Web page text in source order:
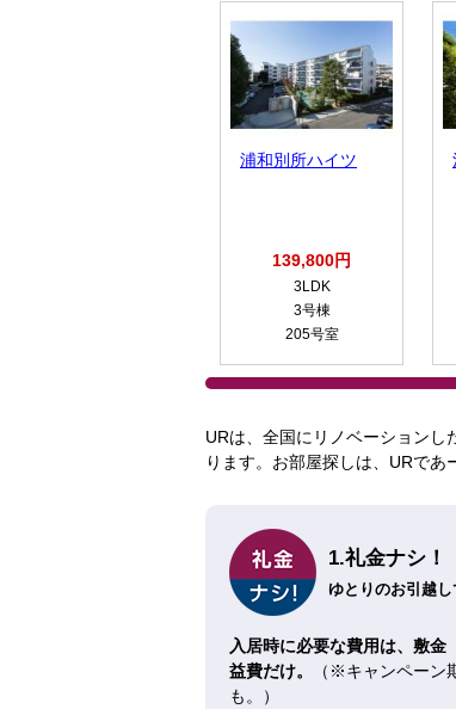
浦和別所ハイツ
139,800円
3LDK
3号棟
205号室
URは、全国にリノベーションし
ります。お部屋探しは、URであ
1.礼金ナシ！
ゆとりのお引越
入居時に必要な費用は、敷
益費だけ。
（※キャンペーン
も。）